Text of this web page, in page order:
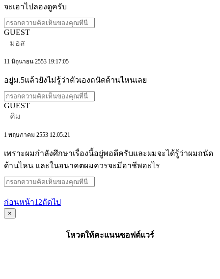
จะเอาไปลองดูครับ
GUEST
มอส
11 มิถุนายน 2553 19:17:05
อยู่ม.5แล้วยังไม่รู้ว่าตัวเองถนัดด้านไหนเลย
GUEST
คิม
1 พฤษภาคม 2553 12:05:21
เพราะผมกำลังศึกษาเรื่องนี้อยู่พอดีครับและผมจะได้รู้ว่าผมถนัด
ด้านไหน และในอนาคตผมควรจะมีอาชีพอะไร
ก่อนหน้า1 2ถัดไป
×
โหวตให้คะแนนซอฟต์แวร์